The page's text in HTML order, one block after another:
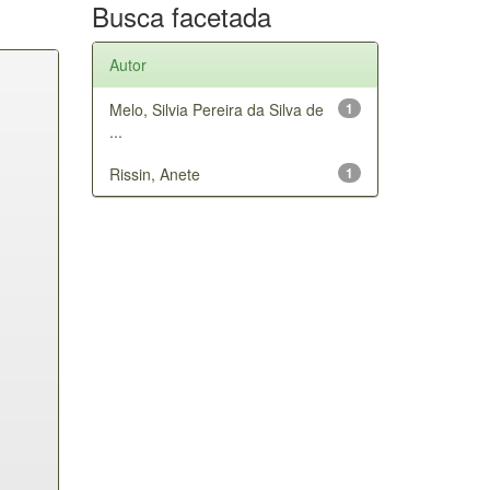
Busca facetada
Autor
1
Melo, Silvia Pereira da Silva de
...
1
Rissin, Anete